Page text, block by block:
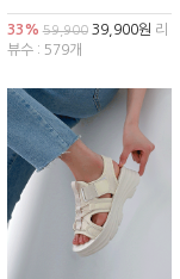
33% 59,90039,900원 리
뷰수 : 579개